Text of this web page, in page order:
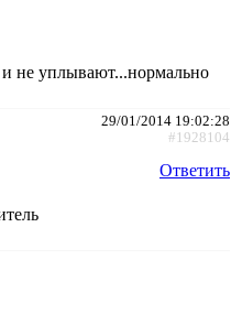
и не уплывают...нормально
29/01/2014 19:02:28
#1928104
Ответить